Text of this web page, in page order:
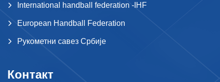
International handball federation -IHF
European Handball Federation
Рукометни савез Србије
Контакт